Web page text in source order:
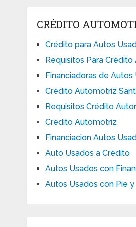
CRÉDITO
Crédito para Autos
Requisitos Para
Financiadoras de Autos
Crédito Automotriz
Requisitos Crédito
Crédito Automotriz
Financiacion Autos
Auto Usados a Crédito
Autos Usados con
Autos Usados con Pie y